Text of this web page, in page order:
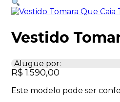
Vestido
Alugue por:
R$ 1.590,00
Este modelo pode ser